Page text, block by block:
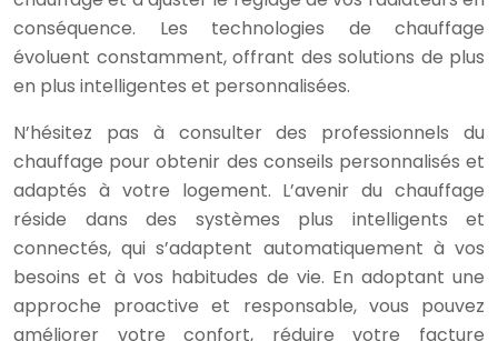
conséquence. Les technologies de chauffage
évoluent constamment, offrant des solutions de plus
en plus intelligentes et personnalisées.
N’hésitez pas à consulter des professionnels du
chauffage pour obtenir des conseils personnalisés et
adaptés à votre logement. L’avenir du chauffage
réside dans des systèmes plus intelligents et
connectés, qui s’adaptent automatiquement à vos
besoins et à vos habitudes de vie. En adoptant une
approche proactive et responsable, vous pouvez
améliorer votre confort, réduire votre facture